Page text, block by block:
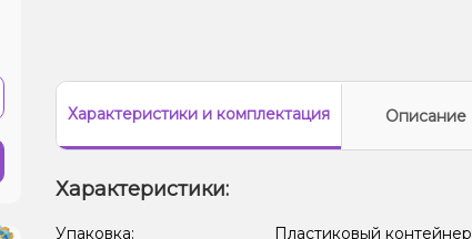
Характеристикии комплектация Описание
Характеристики:
Упаковка:
Пластиковый контейнер